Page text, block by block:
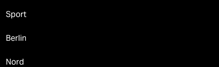
Sport
Berlin
Nord